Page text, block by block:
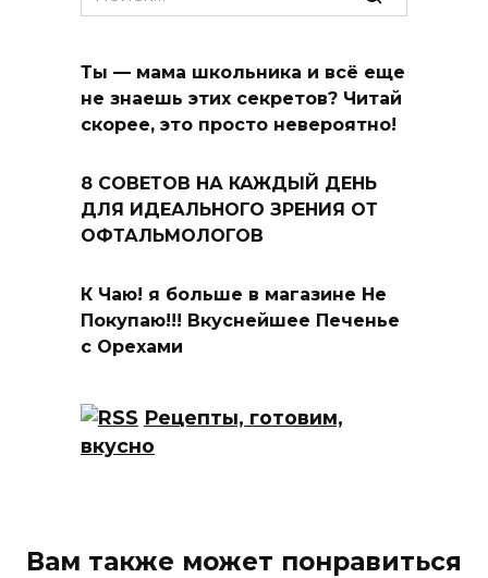
for:
Ты — мама школьника и всё еще
не знаешь этих секретов? Читай
скорее, это просто невероятно!
8 СОВЕТОВ НА КАЖДЫЙ ДЕНЬ
ДЛЯ ИДЕАЛЬНОГО ЗРЕНИЯ ОТ
ОФТАЛЬМОЛОГОВ
К Чаю! я больше в магазине Не
Покупаю!!! Вкуснейшее Печенье
с Орехами
Рецепты, готовим,
вкусно
Вам также может понравиться